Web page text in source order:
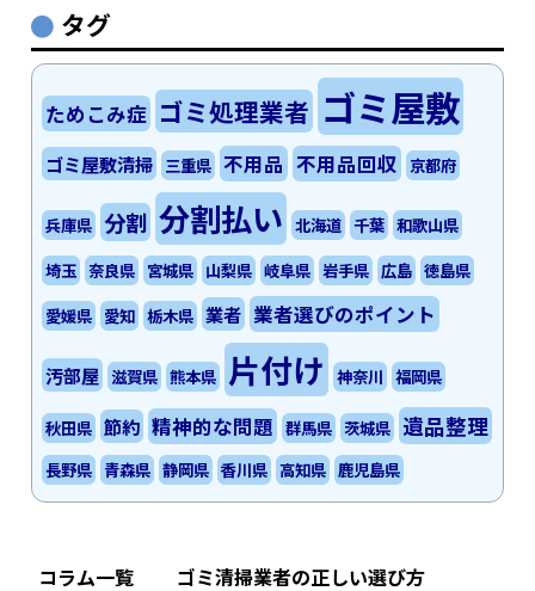
タグ
ためこみ症 ゴミ処理業者 ゴミ屋敷
ゴミ屋敷清掃 三重県 不用品 不用品回収 京都府
兵庫県 分割 分割払い 北海道 千葉 和歌山県
埼玉 奈良県 宮城県 山梨県 岐阜県 岩手県 広島 徳島県
愛媛県 愛知 栃木県 業者 業者選びのポイント
汚部屋 滋賀県 熊本県 片付け 神奈川 福岡県
秋田県 節約 精神的な問題 群馬県 茨城県 遺品整理
長野県 青森県 静岡県 香川県 高知県 鹿児島県
コラム一覧 ゴミ清掃業者の正しい選び方